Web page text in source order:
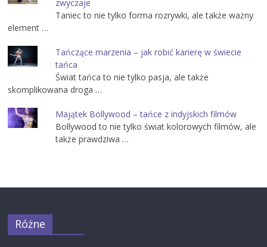
zwyczaje
Taniec to nie tylko forma rozrywki, ale także ważny
element …
Tańczące marzenia – jak robić karierę w świecie
tańca
Świat tańca to nie tylko pasja, ale także
skomplikowana droga …
Majątek Bollywood – tańce z indyjskich filmów
Bollywood to nie tylko świat kolorowych filmów, ale
także prawdziwa …
Różne